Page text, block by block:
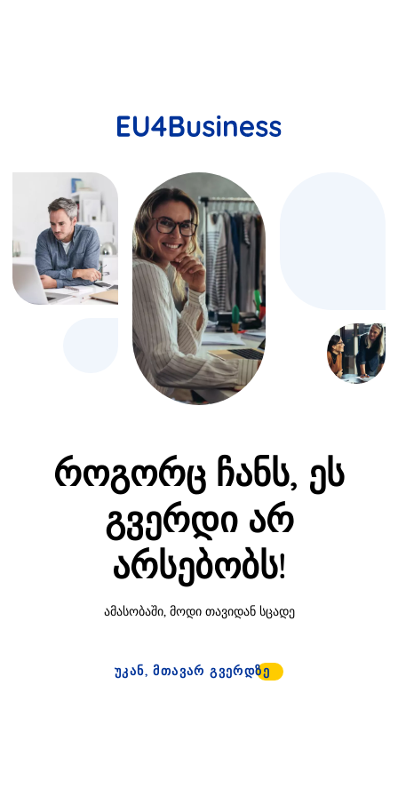
როგორც ჩანს, ეს
გვერდი არ
არსებობს!
ამასობაში, მოდი თავიდან სცადე
ᲣᲙᲐᲜ, ᲛᲗᲐᲕᲐᲠ ᲒᲕᲔᲠᲓᲖᲔ